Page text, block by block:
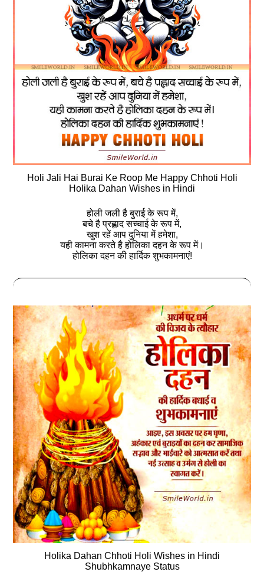
Holi Jali Hai Burai Ke Roop Me Happy Chhoti Holi
Holika Dahan Wishes in Hindi
होली जली है बुराई के रूप में,
बचे है प्रह्लाद सच्चाई के रूप में,
खुश रहें आप दुनिया में हमेशा,
यही कामना करते है होलिका दहन के रूप में।
होलिका दहन की हार्दिक शुभकामनाएं!
Holika Dahan Chhoti Holi Wishes in Hindi
Shubhkamnaye Status